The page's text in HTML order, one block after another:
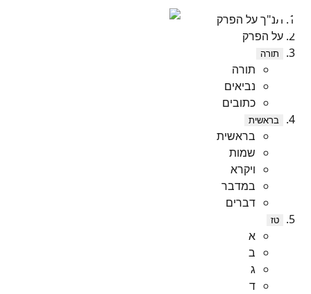
תנ"ך על הפרק
על הפרק
תורה
תורה
נביאים
כתובים
בראשית
בראשית
שמות
ויקרא
במדבר
דברים
טז
א
ב
ג
ד